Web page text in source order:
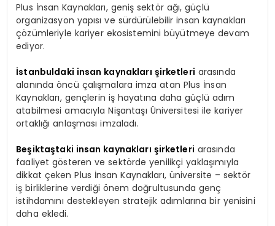
Plus İnsan Kaynakları, geniş sektör ağı, güçlü
organizasyon yapısı ve sürdürülebilir insan kaynakları
çözümleriyle kariyer ekosistemini büyütmeye devam
ediyor.
İstanbuldaki insan kaynakları şirketleri arasında
alanında öncü çalışmalara imza atan Plus İnsan
Kaynakları, gençlerin iş hayatına daha güçlü adım
atabilmesi amacıyla Nişantaşı Üniversitesi ile kariyer
ortaklığı anlaşması imzaladı.
Beşiktaştaki insan kaynakları şirketleri arasında
faaliyet gösteren ve sektörde yenilikçi yaklaşımıyla
dikkat çeken Plus İnsan Kaynakları, üniversite – sektör
iş birliklerine verdiği önem doğrultusunda genç
istihdamını destekleyen stratejik adımlarına bir yenisini
daha ekledi.